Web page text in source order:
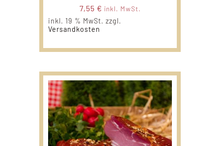
7,55 € inkl. MwSt.
inkl. 19 % MwSt. zzgl.
Versandkosten